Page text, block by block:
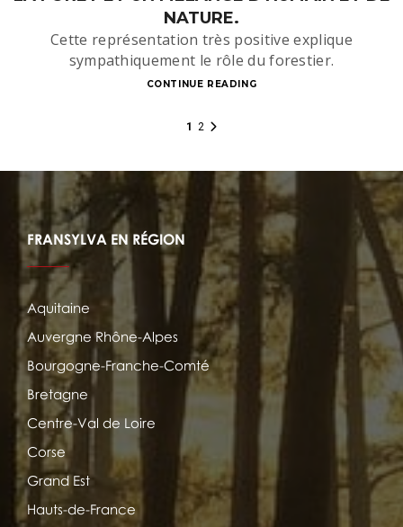
NATURE.
Cette représentation très positive explique
sympathiquement le rôle du forestier.
CONTINUE READING
1 2
FRANSYLVA EN RÉGION
Aquitaine
Auvergne Rhône-Alpes
Bourgogne-Franche-Comté
Bretagne
Centre-Val de Loire
Corse
Grand Est
Hauts-de-France